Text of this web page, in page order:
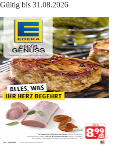
Gültig bis 31.08.2026